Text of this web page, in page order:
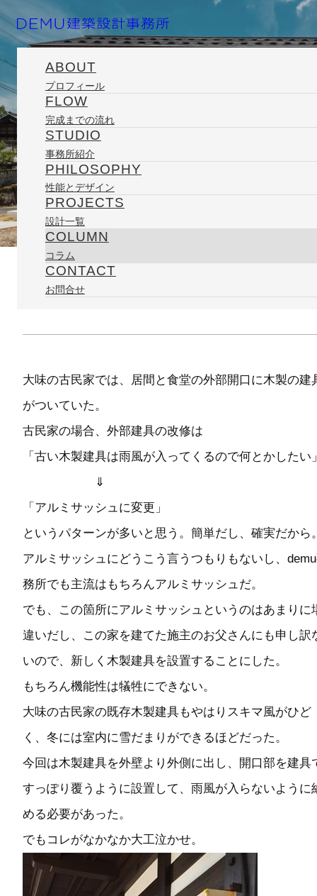
ABOUT
プロフィール
FLOW
完成までの流れ
STUDIO
事務所紹介
PHILOSOPHY
性能とデザイン
PROJECTS
設計一覧
COLUMN
コラム
CONTACT
お問合せ
ホーム
2011/11/07
古材と新材
大味の古民家では、居間と食堂の外部開口に木製の建
がついていた。
古民家の場合、外部建具の改修は
「古い木製建具は雨風が入ってくるので何とかしたい
⇓
「アルミサッシュに変更」
というパターンが多いと思う。簡単だし、確実だから
アルミサッシュにどうこう言うつもりもないし、
務所でも主流はもちろんアルミサッシュだ。
でも、この箇所にアルミサッシュというのはあまりに
違いだし、この家を建てた施主のお父さんにも申し訳
いので、新しく木製建具を設置することにした。
もちろん機能性は犠牲にできない。
大味の古民家の既存木製建具もやはりスキマ風がひど
く、冬には室内に雪だまりができるほどだった。
今回は木製建具を外壁より外側に出し、開口部を建具
すっぽり覆うように設置して、雨風が入らないように
める必要があった。
でもコレがなかなか大工泣かせ。